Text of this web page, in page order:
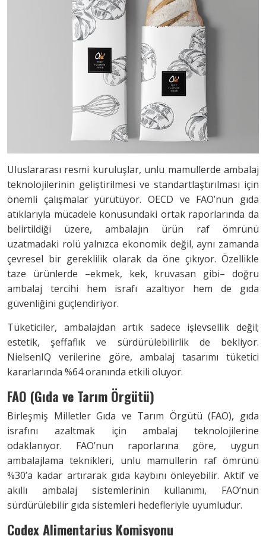
Uluslararası resmi kuruluşlar, unlu mamullerde ambalaj
teknolojilerinin geliştirilmesi ve standartlaştırılması için
önemli çalışmalar yürütüyor. OECD ve FAO’nun gıda
atıklarıyla mücadele konusundaki ortak raporlarında da
belirtildiği üzere, ambalajın ürün raf ömrünü
uzatmadaki rolü yalnızca ekonomik değil, aynı zamanda
çevresel bir gereklilik olarak da öne çıkıyor. Özellikle
taze ürünlerde –ekmek, kek, kruvasan gibi– doğru
ambalaj tercihi hem israfı azaltıyor hem de gıda
güvenliğini güçlendiriyor.
Tüketiciler, ambalajdan artık sadece işlevsellik değil;
estetik, şeffaflık ve sürdürülebilirlik de bekliyor.
NielsenIQ verilerine göre, ambalaj tasarımı tüketici
kararlarında %64 oranında etkili oluyor.
FAO (Gıda ve Tarım Örgütü)
Birleşmiş Milletler Gıda ve Tarım Örgütü (FAO), gıda
israfını azaltmak için ambalaj teknolojilerine
odaklanıyor. FAO’nun raporlarına göre, uygun
ambalajlama teknikleri, unlu mamullerin raf ömrünü
%30’a kadar artırarak gıda kaybını önleyebilir. Aktif ve
akıllı ambalaj sistemlerinin kullanımı, FAO’nun
sürdürülebilir gıda sistemleri hedefleriyle uyumludur.
Codex Alimentarius Komisyonu